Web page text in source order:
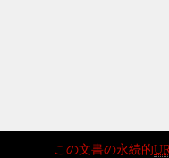
この文書の永続的